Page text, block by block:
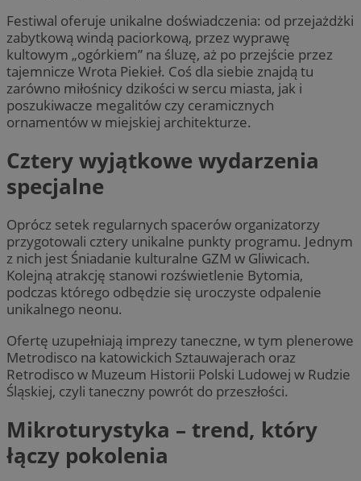
Festiwal oferuje unikalne doświadczenia: od przejażdżki
zabytkową windą paciorkową, przez wyprawę
kultowym „ogórkiem” na śluzę, aż po przejście przez
tajemnicze Wrota Piekieł. Coś dla siebie znajdą tu
zarówno miłośnicy dzikości w sercu miasta, jak i
poszukiwacze megalitów czy ceramicznych
ornamentów w miejskiej architekturze.
Cztery wyjątkowe wydarzenia
specjalne
Oprócz setek regularnych spacerów organizatorzy
przygotowali cztery unikalne punkty programu. Jednym
z nich jest Śniadanie kulturalne GZM w Gliwicach.
Kolejną atrakcję stanowi rozświetlenie Bytomia,
podczas którego odbędzie się uroczyste odpalenie
unikalnego neonu.
Ofertę uzupełniają imprezy taneczne, w tym plenerowe
Metrodisco na katowickich Sztauwajerach oraz
Retrodisco w Muzeum Historii Polski Ludowej w Rudzie
Śląskiej, czyli taneczny powrót do przeszłości.
Mikroturystyka – trend, który
łączy pokolenia